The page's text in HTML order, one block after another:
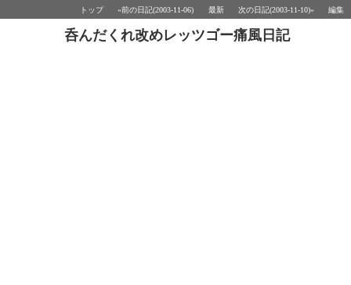
トップ «前の日記(2003-11-06) 最新 次の日記(2003-11-10)» 編集
呑んだくれ改めレッツゴー痛風日記